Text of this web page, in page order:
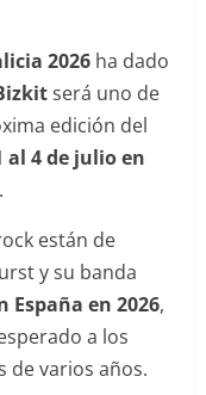
2026 ha dado
será uno de
edición del
al 4 de julio en
están de
y su banda
España en 2026,
a los
de varios años.